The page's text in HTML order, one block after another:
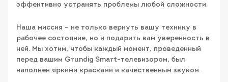
эффективно устранять проблемы любой сложности.
Наша миссия – не только вернуть вашу технику в
рабочее состояние, но и подарить вам уверенность в
ней. Мы хотим, чтобы каждый момент, проведенный
перед вашим Grundig Smart-телевизором, был
наполнен яркими красками и качественным звуком.